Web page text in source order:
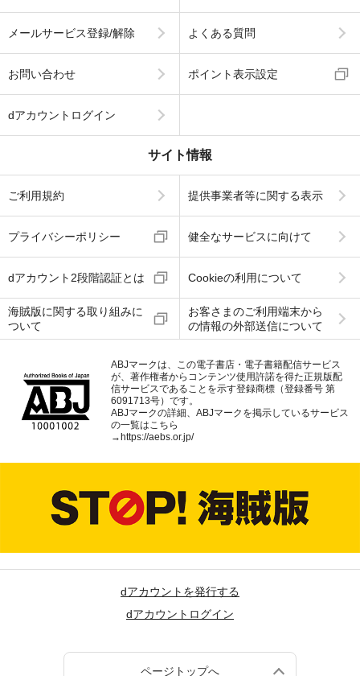
メールサービス登録/解除 よくある質問
お問い合わせ ポイント表示設定
dアカウントログイン
サイト情報
ご利用規約 提供事業者等に関する表示
プライバシーポリシー 健全なサービスに向けて
dアカウント2段階認証とは Cookieの利用について
海賊版に関する取り組みに
ついて
お客さまのご利用端末から
の情報の外部送信について
ABJマークは、この電子書店・電子書籍配信サービス
が、著作権者からコンテンツ使用許諾を得た正規版配
信サービスであることを示す登録商標（登録番号 第
6091713号）です。
ABJマークの詳細、ABJマークを掲示しているサービス
の一覧はこちら
→ https://aebs.or.jp/
dアカウントを発行する
dアカウントログイン
ページトップへ